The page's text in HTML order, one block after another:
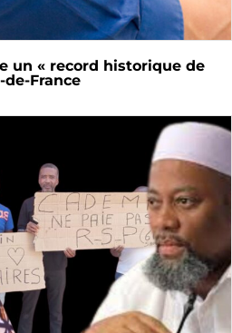
un « record historique de
France